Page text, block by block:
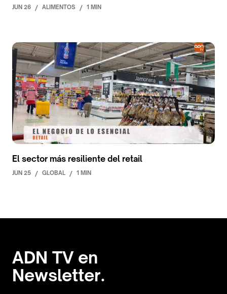
JUN 26 / ALIMENTOS / 1 MIN
El sector más resiliente del retail
JUN 25 / GLOBAL / 1 MIN
ADN TV en
Newsletter.